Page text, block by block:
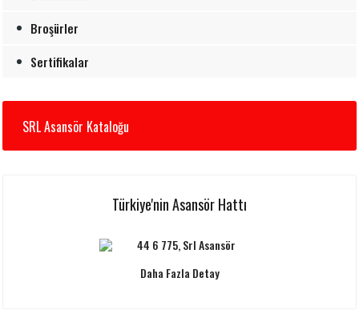
Broşürler
Sertifikalar
SRL Asansör Kataloğu
Türkiye'nin Asansör Hattı
Daha Fazla Detay